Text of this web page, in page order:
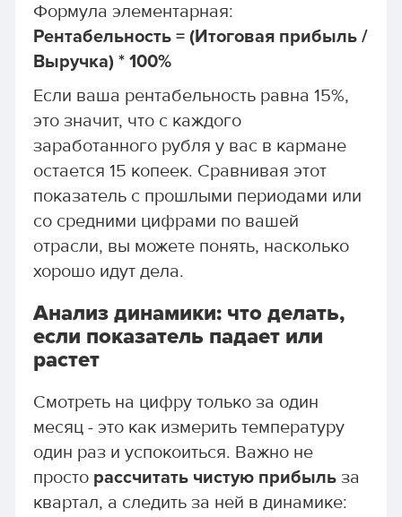
Формула элементарная:
Рентабельность = (Итоговая прибыль /
Выручка) * 100%
Если ваша рентабельность равна 15%,
это значит, что с каждого
заработанного рубля у вас в кармане
остается 15 копеек. Сравнивая этот
показатель с прошлыми периодами или
со средними цифрами по вашей
отрасли, вы можете понять, насколько
хорошо идут дела.
Анализ динамики: что делать,
если показатель падает или
растет
Смотреть на цифру только за один
месяц - это как измерить температуру
один раз и успокоиться. Важно не
просто рассчитать чистую прибыльза
квартал, а следить за ней в динамике: